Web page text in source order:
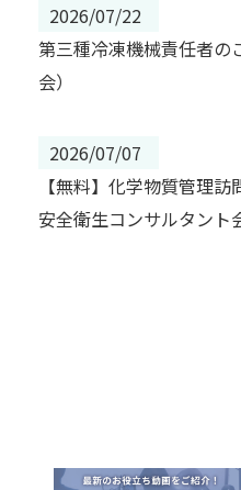
2026/07/22
第三種冷凍機械責任者の
会）
2026/07/07
【無料】化学物質管理
安全衛生コンサルタント